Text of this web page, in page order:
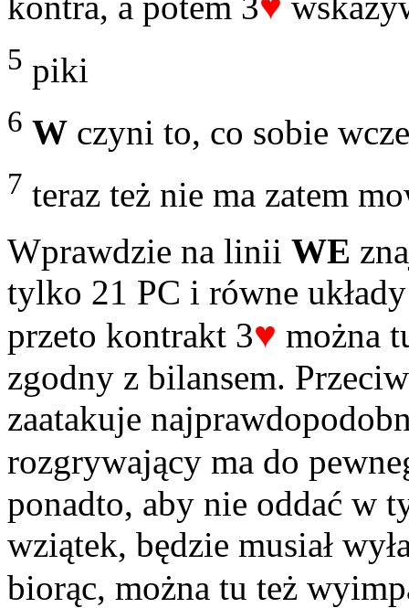
5 piki
6 W czyni to, co sobie
7 teraz też nie ma zatem
Wprawdzie na linii WE
tylko 21 PC i równe
przeto kontrakt 3♥ można
zgodny z bilansem.
zaatakuje
rozgrywający ma do
ponadto, aby nie oddać w
wziątek, będzie musiał
biorąc, można tu też